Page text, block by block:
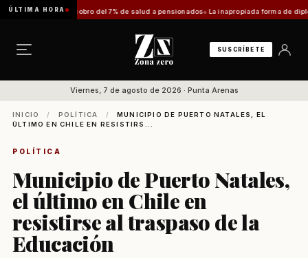
ÚLTIMA HORA
el doble cobro del 7% de salud a pensionados La inapropiada forma de
SUSCRÍBETE
Viernes, 7 de agosto de 2026 · Punta Arenas
INICIO / POLÍTICA /
MUNICIPIO DE PUERTO NATALES, EL
ÚLTIMO EN CHILE EN RESISTIRS...
POLÍTICA
Municipio de Puerto Natales,
el último en Chile en
resistirse al traspaso de la
Educación